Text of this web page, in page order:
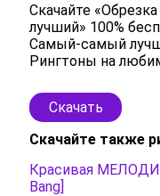
Скачайте
лучший» 100%
Самый-самый
Рингтоны на
Скачать
Скачайте также
Красивая
Bang]